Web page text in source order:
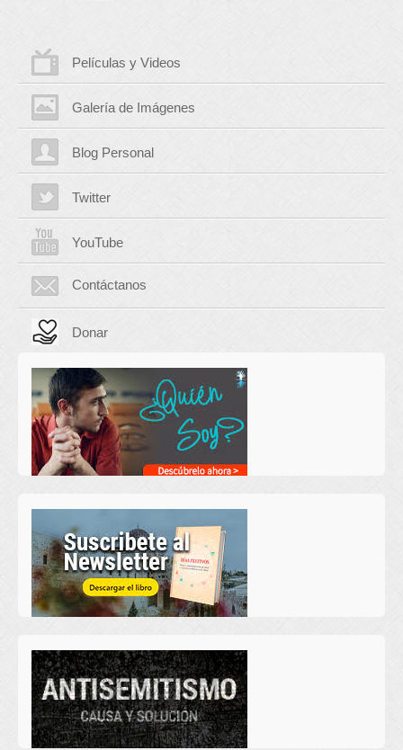
Películas y Videos
Galería de Imágenes
Blog Personal
Twitter
YouTube
Contáctanos
Donar